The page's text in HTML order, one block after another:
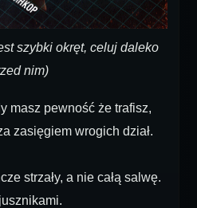
szybki okręt, celuj daleko
nim)
masz pewność że trafisz,
zasięgiem wrogich dział.
strzały, a nie całą salwę.